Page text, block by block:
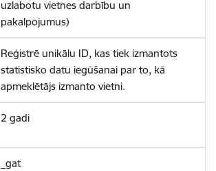
uzlabotu vietnes darbību un
pakalpojumus)
Reģistrē unikālu ID, kas tiek izmantots
statistisko datu iegūšanai par to, kā
apmeklētājs izmanto vietni.
2 gadi
_gat